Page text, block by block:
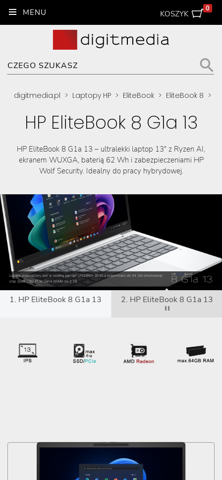
KOSZYK
0
digitmedia.pl > Laptopy HP > EliteBook > EliteBook 8 >
HP EliteBook 8 G1a 13
HP EliteBook 8 G1a 13 – ultralekki laptop 13″ z Ryzen AI,
ekranem WUXGA, baterią 62 Wh i zabezpieczeniami HP
Wolf Security. Idealny do pracy hybrydowej.
1. HP EliteBook 8 G1a 13 2. HP EliteBook 8 G1a 13